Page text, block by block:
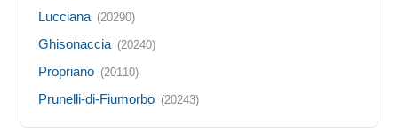
Lucciana (20290)
Ghisonaccia (20240)
Propriano (20110)
Prunelli-di-Fiumorbo (20243)